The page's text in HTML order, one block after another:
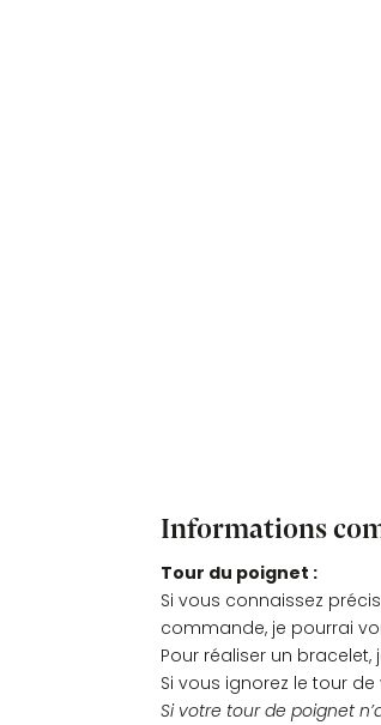
Informations
Tour du poignet :
Si vous connaissez
commande, je pourrai
Pour réaliser un
Si vous ignorez le tour
Si votre tour de poignet